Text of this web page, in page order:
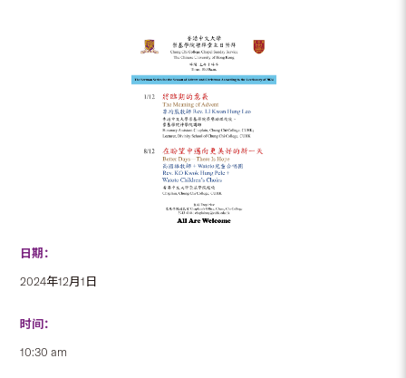
日期：
2024年12月1日
时间：
10:30 am